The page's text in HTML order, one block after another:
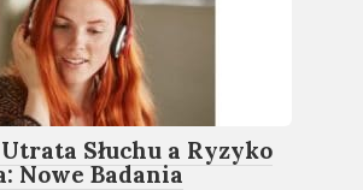
Słuchu a Ryzyko
Nowe Badania